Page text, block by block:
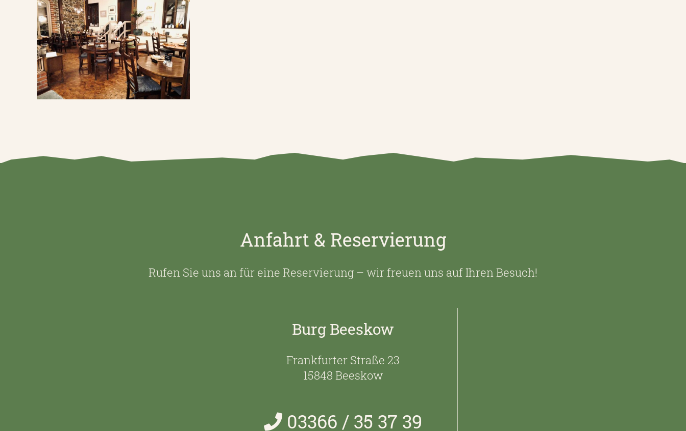
Anfahrt & Reservierung
Rufen Sie uns an für eine Reservierung – wir freuen uns auf Ihren Besuch!
Burg Beeskow
Frankfurter Straße 23
15848 Beeskow
03366 / 35 37 39